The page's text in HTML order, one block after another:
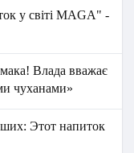
у світі MAGA" -
Влада вважає
чуханами»
Этот напиток